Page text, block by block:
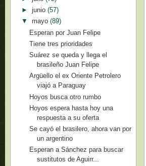
► junio (57)
▼ mayo (89)
Esperan por Juan Felipe
Tiene tres prioridades
Suárez se queda y llega el
brasileño Juan Felipe
Argüello el ex Oriente Petrolero
viajó a Paraguay
Hoyos busca otro rumbo
Hoyos espera hasta hoy una
respuesta a su oferta
Se cayó el brasilero, ahora van por
un argentino
Esperan a Sánchez para buscar
sustitutos de Aguirr...